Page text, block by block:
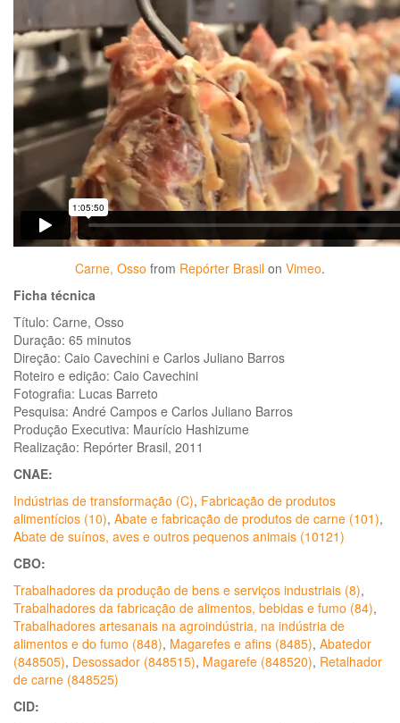
Carne, Osso from Repórter Brasil on Vimeo.
Ficha técnica
Título: Carne, Osso
Duração: 65 minutos
Direção: Caio Cavechini e Carlos Juliano Barros
Roteiro e edição: Caio Cavechini
Fotografia: Lucas Barreto
Pesquisa: André Campos e Carlos Juliano Barros
Produção Executiva: Maurício Hashizume
Realização: Repórter Brasil, 2011
CNAE:
Indústrias de transformação (C), Fabricação de produtos
alimentícios (10), Abate e fabricação de produtos de carne (101),
Abate de suínos, aves e outros pequenos animais (10121)
CBO:
Trabalhadores da produção de bens e serviços industriais (8),
Trabalhadores da fabricação de alimentos, bebidas e fumo (84),
Trabalhadores artesanais na agroindústria, na indústria de
alimentos e do fumo (848), Magarefes e afins (8485), Abatedor
(848505), Desossador (848515), Magarefe (848520), Retalhador
de carne (848525)
CID: